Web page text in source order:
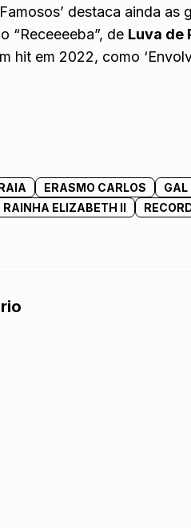
destaca ainda
“Receeeeba”, de Luva de
hit em 2022, como
ERASMO CARLOS GAL
RAINHA ELIZABETH II